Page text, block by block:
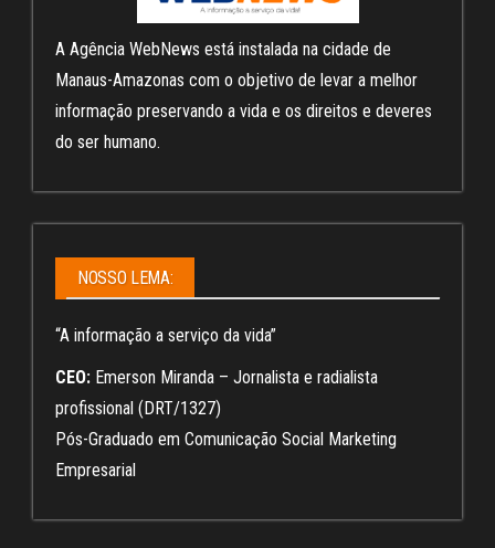
A Agência WebNews está instalada na cidade de
Manaus-Amazonas com o objetivo de levar a melhor
informação preservando a vida e os direitos e deveres
do ser humano.
NOSSO LEMA:
“A informação a serviço da vida”
CEO: Emerson Miranda – Jornalista e radialista
profissional (DRT/1327)
Pós-Graduado em Comunicação Social Marketing
Empresarial